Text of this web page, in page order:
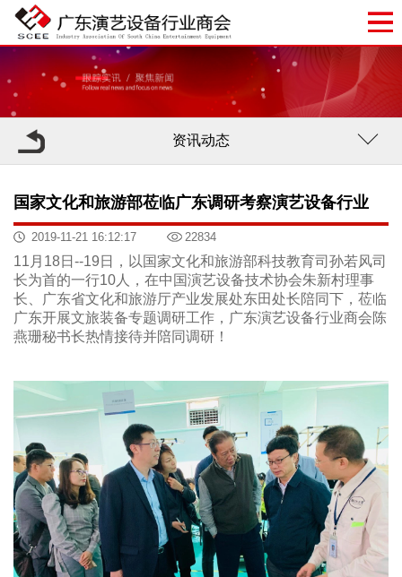
资讯动态
国家文化和旅游部莅临广东调研考察演艺设备行业
2019-11-21 16:12:17 22834
11月18日--19日，以国家文化和旅游部科技教育司孙若风司
长为首的一行10人，在中国演艺设备技术协会朱新村理事
长、
广东省文化和旅游厅产业发展处东田处长陪同下， 莅临
广东开展文旅装备专题调研工作，广东演艺设备行业商会陈
燕珊秘书长热情接待并陪同调研！